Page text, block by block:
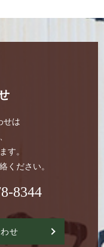
せは
す。
ください。
8344
せ